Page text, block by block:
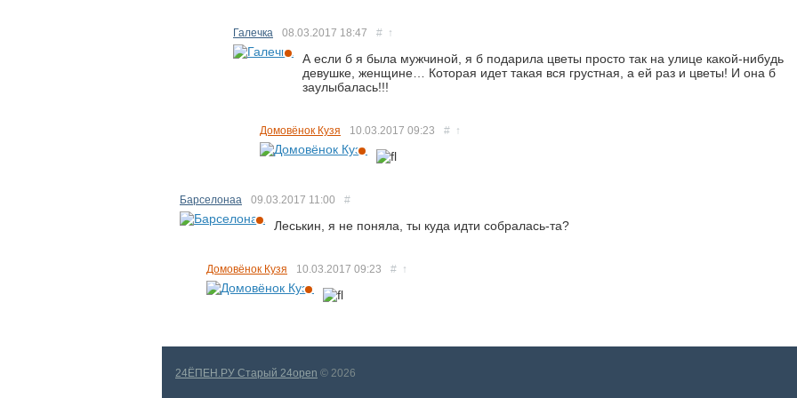
Галечка 08.03.2017 18:47 # ↑
А если б я была мужчиной, я б подарила цветы просто так на улице какой-нибудь
девушке, женщине… Которая идет такая вся грустная, а ей раз и цветы! И она б
заулыбалась!!!
Домовёнок Кузя 10.03.2017 09:23 # ↑
Барселонаа 09.03.2017 11:00 #
Леськин, я не поняла, ты куда идти собралась-та?
Домовёнок Кузя 10.03.2017 09:23 # ↑
24ЁПЕН.РУ Старый 24open © 2026